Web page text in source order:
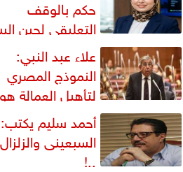
حكم بالوقف
التعليقي لحين
في الطعن على... علاء عبد النبي:
النموذج المصري
لتأهيل العمالة هو
البديل العملي والأمثل لأزمات...
أحمد سليم يكتب:
السبعينى والزلزال
..!